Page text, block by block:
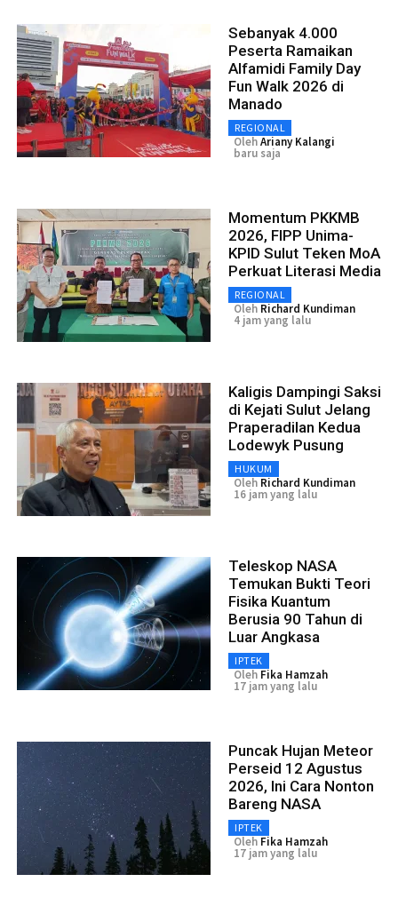
Sebanyak 4.000
Peserta Ramaikan
Alfamidi Family Day
Fun Walk 2026 di
Manado
REGIONAL
OlehAriany Kalangi
baru saja
Momentum PKKMB
2026, FIPP Unima-
KPID Sulut Teken MoA
Perkuat Literasi Media
REGIONAL
Oleh Richard Kundiman
4 jam yang lalu
Kaligis Dampingi Saksi
di Kejati Sulut Jelang
Praperadilan Kedua
Lodewyk Pusung
HUKUM
Oleh Richard Kundiman
16 jam yang lalu
Teleskop NASA
Temukan Bukti Teori
Fisika Kuantum
Berusia 90 Tahun di
Luar Angkasa
IPTEK
Oleh Fika Hamzah
17 jam yang lalu
Puncak Hujan Meteor
Perseid 12 Agustus
2026, Ini Cara Nonton
Bareng NASA
IPTEK
Oleh Fika Hamzah
17 jam yang lalu